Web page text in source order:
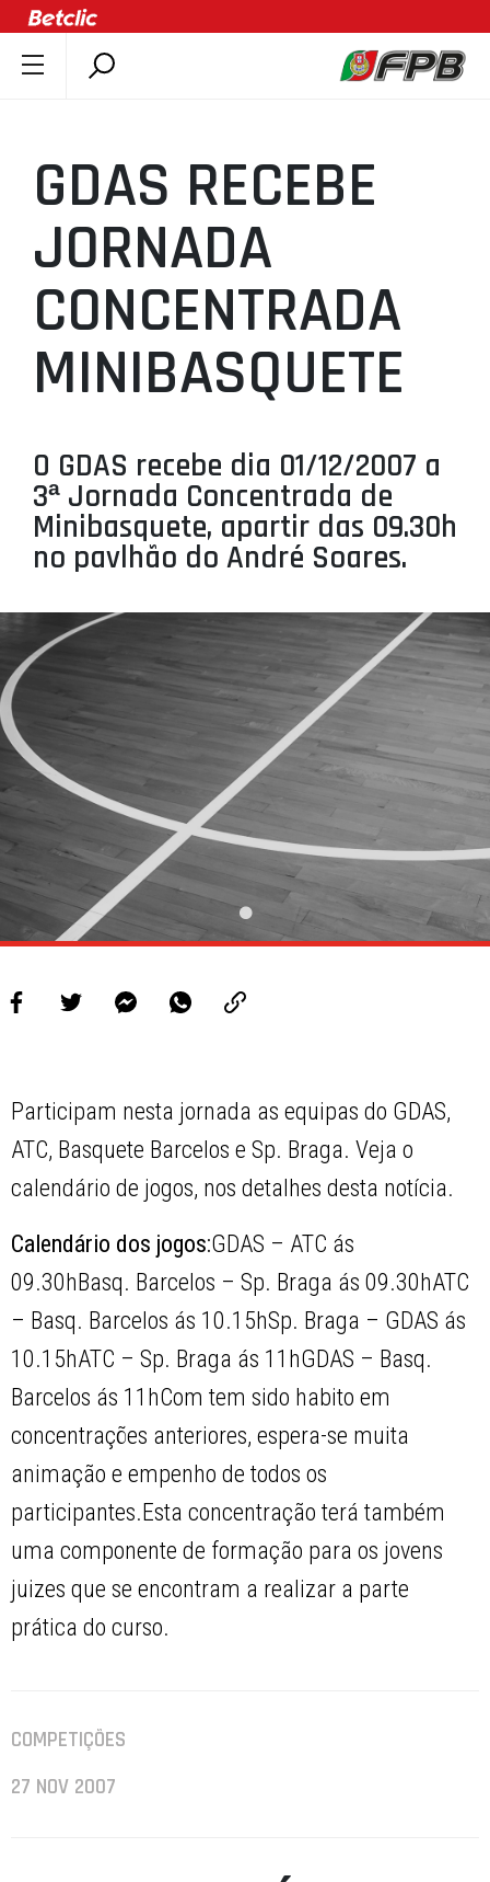
ÚLTIMAS
COMPETIÇÕES
ASSOCIAÇÕES
CLUBES
AGENTES
AGENDA
MINIBASQUETE
ÁREA TÉCNICA
PROJETOS
LIGA BETCLIC MASCULINA
LIGA BETCLIC FEMININA
GDAS RECEBE
JORNADA
CONCENTRADA
MINIBASQUETE
O GDAS recebe dia 01/12/2007 a
3ª Jornada Concentrada de
Minibasquete, apartir das 09.30h
no pavlhão do André Soares.
Participam nesta jornada as equipas do GDAS,
ATC, Basquete Barcelos e Sp. Braga. Veja o
calendário de jogos, nos detalhes desta notícia.
Calendário dos jogos:GDAS – ATC ás
09.30hBasq. Barcelos – Sp. Braga ás 09.30hATC
– Basq. Barcelos ás 10.15hSp. Braga – GDAS ás
10.15hATC – Sp. Braga ás 11hGDAS – Basq.
Barcelos ás 11hCom tem sido habito em
concentrações anteriores, espera-se muita
animação e empenho de todos os
participantes.Esta concentração terá também
uma componente de formação para os jovens
juizes que se encontram a realizar a parte
prática do curso.
COMPETIÇÕES
27 NOV 2007